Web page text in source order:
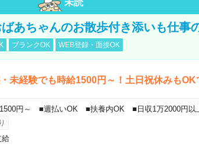
ばあちゃんのお散歩付き添いも仕事
ブランクOK WEB登録・面接OK
経験でも時給1500円～！土日祝休みもOK
1500円～ ■週払いOK ■扶養内OK ■日収1万2000円以
給